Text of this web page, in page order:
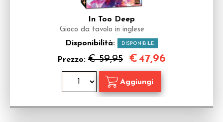
In Too Deep
Gioco da tavolo in inglese
Disponibilità: DISPONIBILE
Prezzo: € 59,95 €47,96